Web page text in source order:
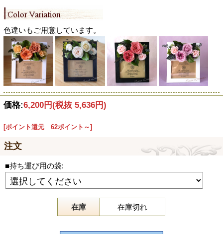
色違いもご用意しています。
価格:6,200円(税抜 5,636円)
[ポイント還元 62ポイント～]
注文
■持ち運び用の袋:
在庫 在庫切れ